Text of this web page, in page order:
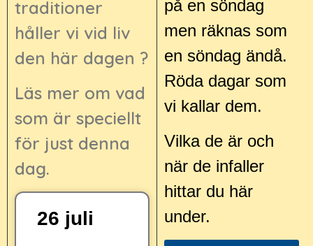
traditioner
håller vi vid liv
den här dagen ?
Läs mer om vad
som är speciellt
för just denna
dag.
26 juli
på en söndag
men räknas som
en söndag ändå.
Röda dagar som
vi kallar dem.
Vilka de är och
när de infaller
hittar du här
under.